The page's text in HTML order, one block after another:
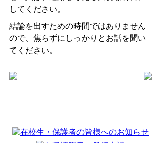
してください。
結論を出すための時間ではありません
ので、焦らずにしっかりとお話を聞い
てください。